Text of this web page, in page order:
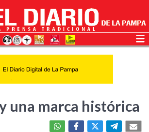
una marca histórica